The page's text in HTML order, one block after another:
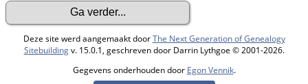
Deze site werd aangemaakt doorThe Next Generation of Genealogy
Sitebuildingv. 15.0.1, geschreven door Darrin Lythgoe © 2001-2026.
Gegevens onderhouden door Egon Vennik.